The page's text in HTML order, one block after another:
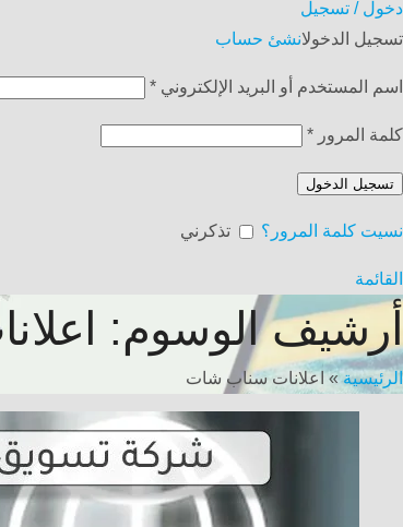
دخول / تسجيل
تسجيل الدخولانشئ حساب
اسم المستخدم أو البريد الإلكتروني *
كلمة المرور *
تسجيل الدخول
نسيت كلمة المرور؟ تذكرني
القائمة
أرشيف الوسوم:
الرئيسية»اعلانات سناب شات